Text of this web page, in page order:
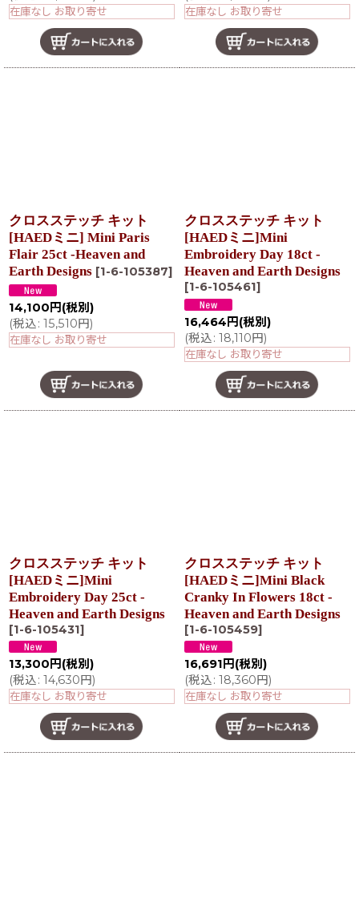
在庫なし お取り寄せ 在庫なし お取り寄せ
クロスステッチ キット
[HAEDミニ] Mini Paris
Flair 25ct -Heaven and
Earth Designs [1-6-105387]
14,100 円 (税別)
(税込: 15,510円)
在庫なし お取り寄せ
クロスステッチ キット
[HAEDミニ]Mini
Embroidery Day 18ct -
Heaven and Earth Designs
[1-6-105461]
16,464 円 (税別)
(税込: 18,110円)
在庫なし お取り寄せ
クロスステッチ キット
[HAEDミニ]Mini
Embroidery Day 25ct -
Heaven and Earth Designs
[1-6-105431]
13,300 円 (税別)
(税込: 14,630円)
在庫なし お取り寄せ
クロスステッチ キット
[HAEDミニ]Mini Black
Cranky In Flowers 18ct -
Heaven and Earth Designs
[1-6-105459]
16,691 円 (税別)
(税込: 18,360円)
在庫なし お取り寄せ